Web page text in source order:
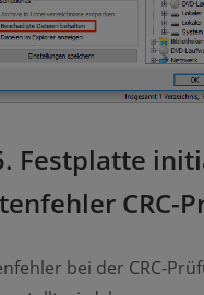
Festplatte
CRC-
bei der CRC-